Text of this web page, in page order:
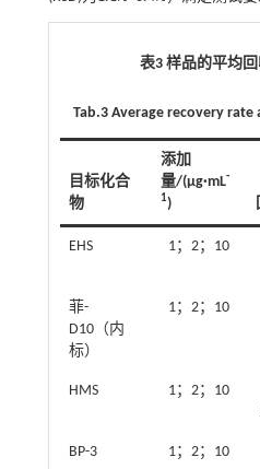
表3 样品的平均
Tab.3 Average recovery
目标化合
物
添加
量/(µg·mL-
1)
EHS 1；2；10
菲-
D10（内
标）
1；2；10
HMS 1；2；10
BP-3 1；2；10